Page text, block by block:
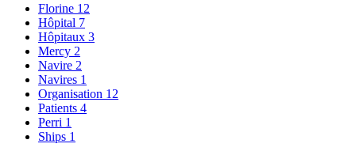
Florine 12
Hôpital 7
Hôpitaux 3
Mercy 2
Navire 2
Navires 1
Organisation 12
Patients 4
Perri 1
Ships 1